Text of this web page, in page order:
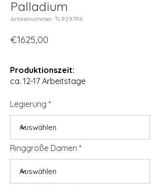
Palladium
Artikelnummer: TL9297PA
€1625,00
Produktionszeit:
ca. 12-17 Arbeitstage
Legierung
Ringgröße Damen